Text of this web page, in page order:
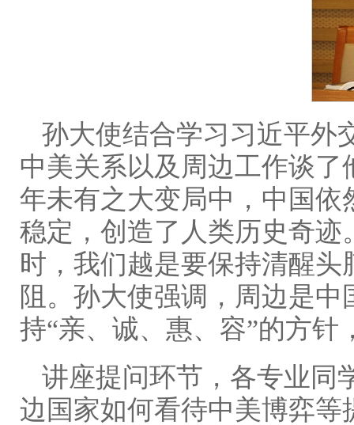
孙大使结合学习习近平外
中美关系以及周边工作谈
年未有之大变局中，中国
稳定，创造了人类历史奇
时，我们越是要保持清醒
阻。孙大使强调，周边是
持“亲、诚、惠、容”的方
讲座提问环节，各专业同
边国家如何看待中美博弈